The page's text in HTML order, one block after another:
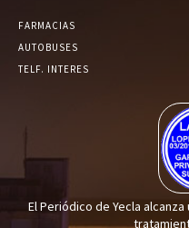
FARMACIAS
AUTOBUSES
TELF. INTERES
El Periódico de Yecla